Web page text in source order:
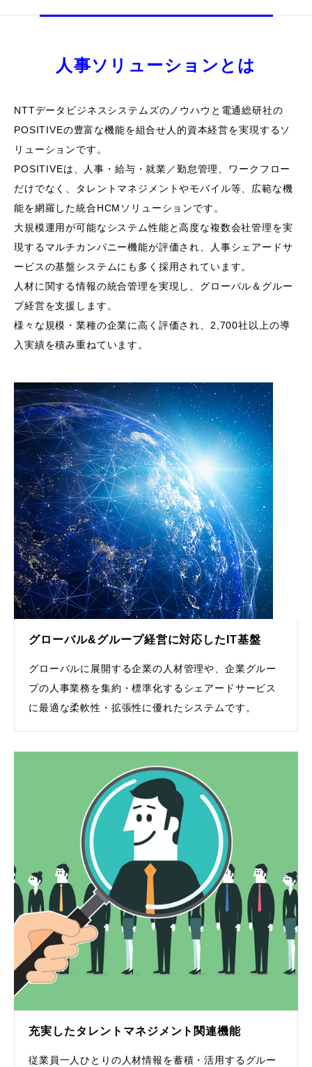
人事ソリューションとは
NTTデータビジネスシステムズのノウハウと電通総研社の
POSITIVEの豊富な機能を組合せ人的資本経営を実現するソ
リューションです。
POSITIVEは、人事・給与・就業／勤怠管理、ワークフロー
だけでなく、
タレントマネジメントやモバイル等、広範な機
能を網羅した統合HCMソリューションです。
大規模運用が可能なシステム性能と高度な複数会社管理を実
現するマルチカンパニー機能が評価され、
人事シェアードサ
ービスの基盤システムにも多く採用されています。
人材に関する情報の統合管理を実現し、グローバル＆グルー
プ経営を支援します。
様々な規模・業種の企業に高く評価され、2,700社以上の導
入実績を積み重ねています。
グローバル&グループ経営に対応したIT基盤
グローバルに展開する企業の人材管理や、企業グルー
プの人事業務を集約・標準化するシェアードサービス
に最適な柔軟性・拡張性に優れたシステムです。
充実したタレントマネジメント関連機能
従業員一人ひとりの人材情報を蓄積・活用するグルー